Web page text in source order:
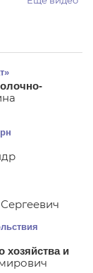
хозяйства и